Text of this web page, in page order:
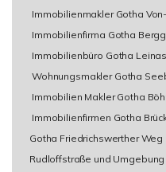
Immobilienmakler Gotha
Immobilienfirma Gotha
Immobilienbüro Gotha
Wohnungsmakler Gotha
Immobilien Makler Gotha
Immobilienfirmen Gotha
Gotha Friedrichswerther
Rudloffstraße und Umgebung